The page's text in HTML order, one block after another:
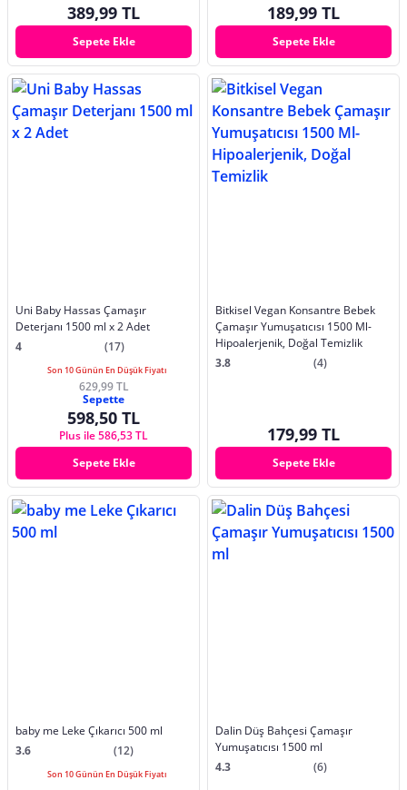
389,99 TL
Sepete Ekle
189,99 TL
Sepete Ekle
Uni Baby Hassas Çamaşır
Deterjanı 1500 ml x 2 Adet
4
(17)
Son 10 Günün En Düşük Fiyatı
629,99 TL
Sepette
598,50 TL
Plus ile 586,53 TL
Sepete Ekle
Bitkisel Vegan Konsantre Bebek
Çamaşır Yumuşatıcısı 1500 Ml-
Hipoalerjenik, Doğal Temizlik
3.8
(4)
179,99 TL
Sepete Ekle
baby me Leke Çıkarıcı 500 ml
3.6
(12)
Son 10 Günün En Düşük Fiyatı
Dalin Düş Bahçesi Çamaşır
Yumuşatıcısı 1500 ml
4.3
(6)